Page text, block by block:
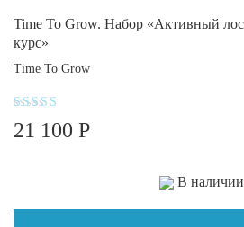
Time To Grow. Набор «Активный
курс»
Time To Grow
Оценка
4.3
21 100 Р
В наличии